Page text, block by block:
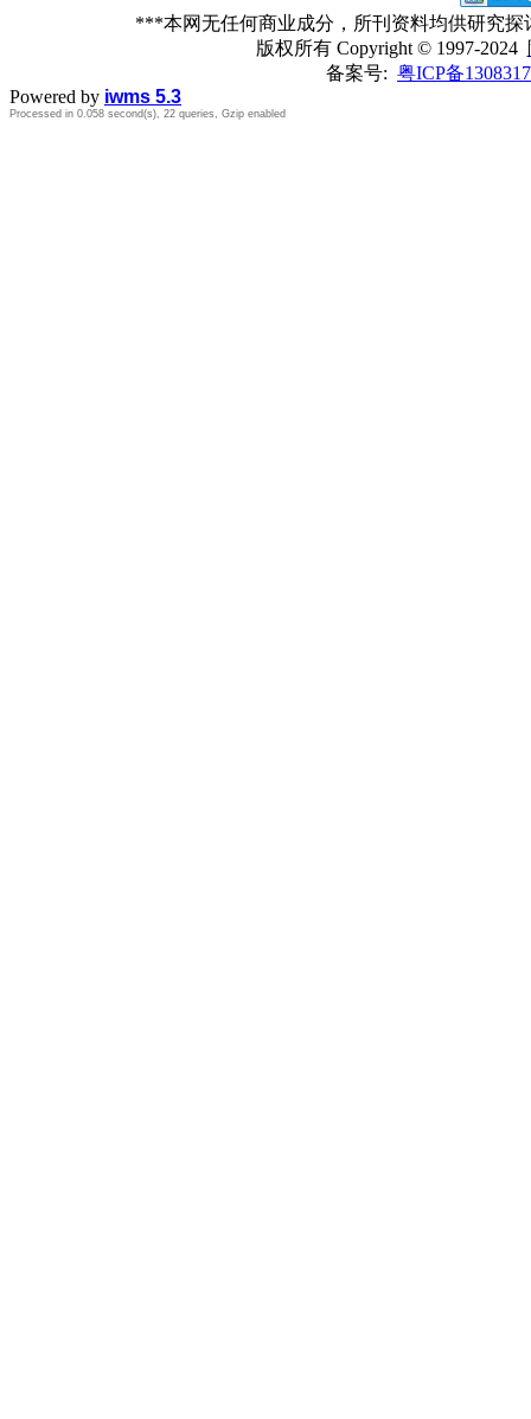
***本网无任何商业成分，所刊资料均供研究
版权所有 Copyright © 1997-2024
备案号: 粤ICP备
Powered by iwms 5.3
Processed in 0.058 second(s), 22 queries, Gzip enabled